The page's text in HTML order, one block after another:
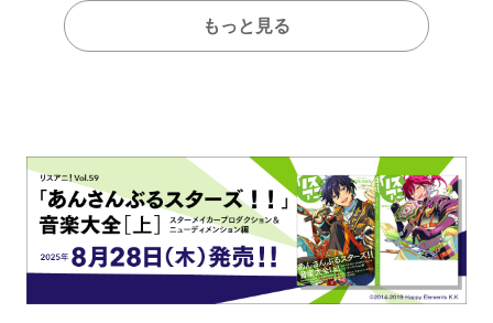
もっと見る